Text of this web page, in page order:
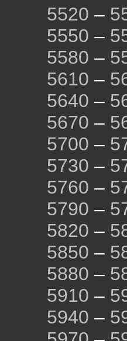
5520 –
5550 –
5580 –
5610 –
5640 –
5670 –
5700 –
5730 –
5760 –
5790 –
5820 –
5850 –
5880 –
5910 –
5940 –